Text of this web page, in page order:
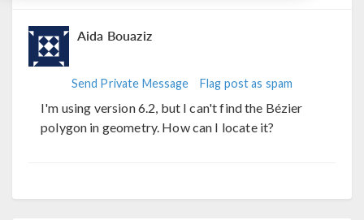
Aida Bouaziz
Send Private Message Flag post as spam
I'm using version 6.2, but I can't find the Bézier
polygon in geometry. How can I locate it?